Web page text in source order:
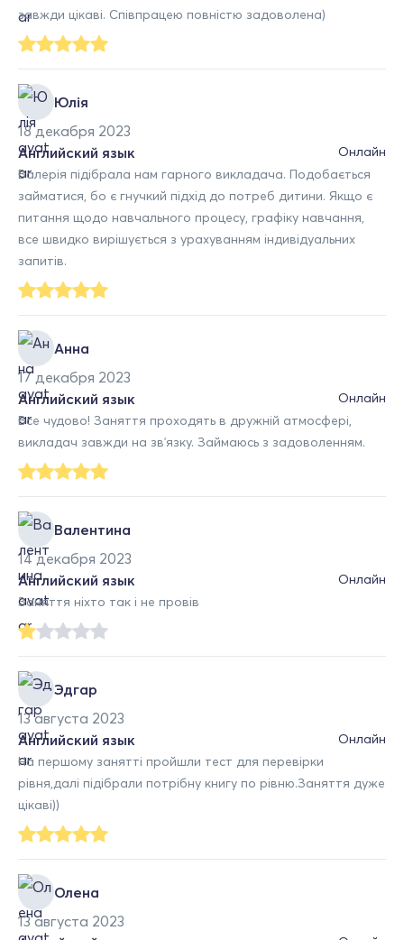
завжди цікаві. Співпрацею повністю задоволена)
Юлія
18 декабря 2023
Онлайн
Английский язык
Валерія підібрала нам гарного викладача. Подобається
займатися, бо є гнучкий підхід до потреб дитини. Якщо є
питання щодо навчального процесу, графіку навчання,
все швидко вирішується з урахуванням індивідуальних
запитів.
Анна
17 декабря 2023
Онлайн
Английский язык
Все чудово! Заняття проходять в дружній атмосфері,
викладач завжди на звʼязку. Займаюсь з задоволенням.
Валентина
14 декабря 2023
Онлайн
Английский язык
Заняття ніхто так і не провів
Эдгар
13 августа 2023
Онлайн
Английский язык
На першому занятті пройшли тест для перевірки
рівня,далі підібрали потрібну книгу по рівню.Заняття дуже
цікаві))
Олена
13 августа 2023